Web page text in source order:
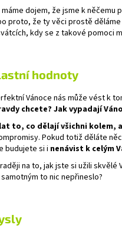
dojem, že jsme k
proto, že ty věci prostě
kdy se z takové pomoci
hodnoty
Vánoce nás může vést k
chcete? Jak vypadají
to, co dělají všichni kolem,
Pokud totiž děláte
budujete si i nenávist k celým
na to, jak jste si užili
to nic nepřineslo?